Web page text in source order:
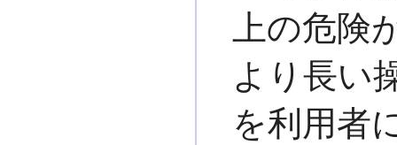
上の危険
より長い
を利用者